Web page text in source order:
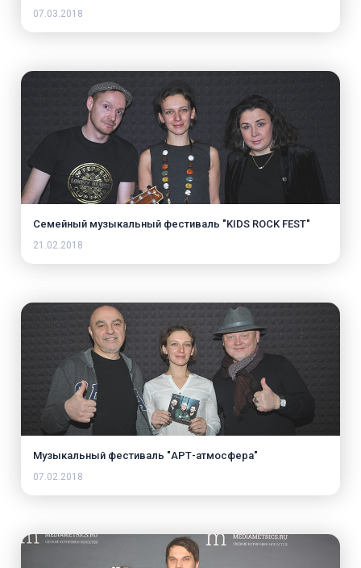
07.03.2018
Семейный музыкальный фестиваль "KIDS ROCK FEST"
21.02.2018
Музыкальный фестиваль "АРТ-атмосфера"
07.02.2018